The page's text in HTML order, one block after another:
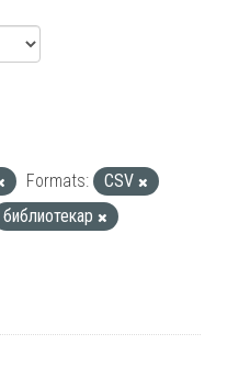
Formats:
CSV
библиотекар